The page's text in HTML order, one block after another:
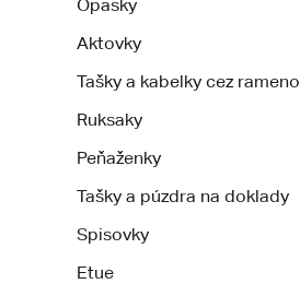
Opasky
Aktovky
Tašky a kabelky cez rameno
Ruksaky
Peňaženky
Tašky a púzdra na doklady
Spisovky
Etue